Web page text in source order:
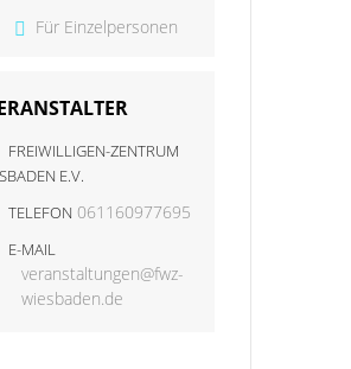
Für Einzelpersonen
FREIWILLIGEN-ZENTRUM
E.V.
TELEFON 061160977695
E-MAIL
veranstaltungen@fwz-
wiesbaden.de